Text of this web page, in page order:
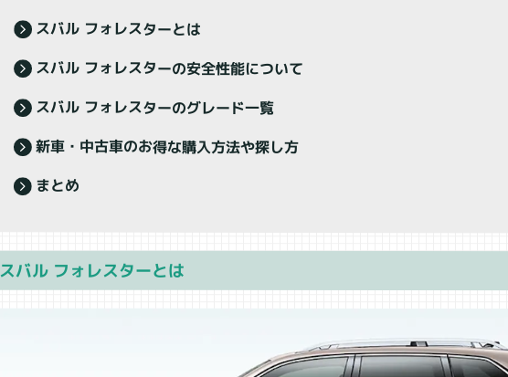
スバル フォレスターとは
スバル フォレスターの安全性能について
スバル フォレスターのグレード一覧
新車・中古車のお得な購入方法や探し方
まとめ
スバル フォレスターとは